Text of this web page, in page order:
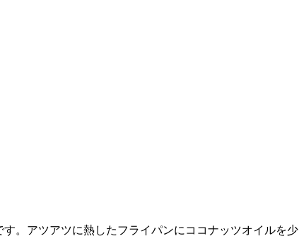
。アツアツに熱したフライパンにココナッツオイルを